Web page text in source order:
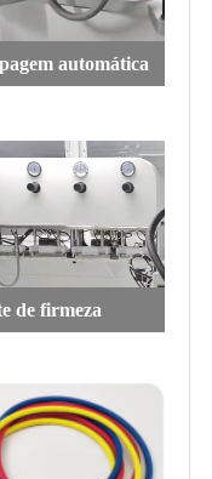
automática
de firmeza